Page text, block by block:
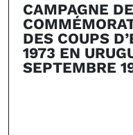
CAMPAGNE DE
DES COUPS
1973 EN
SEPTEMBRE